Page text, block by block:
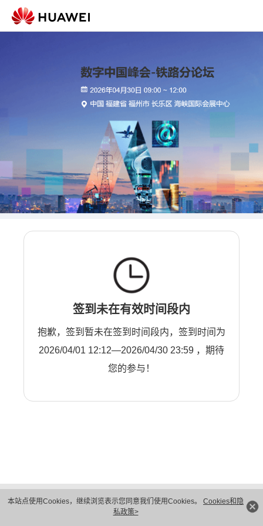
本站点使用Cookies，继续浏览表示您同意我们使用Cookies。 Cookies和隐
私政策>
签到未在有效时间段内
抱歉，签到暂未在签到时间段内，签到时间为
2026/04/01 12:12—2026/04/30 23:59 ，期待
您的参与！
隐私保护
法律声明